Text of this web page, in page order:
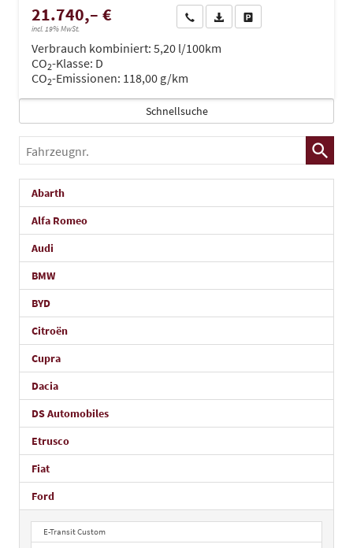
21.740,– €
incl. 19% MwSt.
Wir rufen Sie anPDF-Datei, Fahrzeugexposé
Verbrauch kombiniert: 5,20 l/100km
CO2-Klasse: D
CO2-Emissionen: 118,00 g/km
Schnellsuche
Fahrzeugnr.
Abarth
Alfa Romeo
Audi
BMW
BYD
Citroën
Cupra
Dacia
DS Automobiles
Etrusco
Fiat
Ford
E-Transit Custom